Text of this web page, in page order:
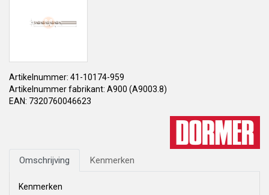
Artikelnummer: 41-10174-959
Artikelnummer fabrikant: A900 (A9003.8)
EAN: 7320760046623
Omschrijving Kenmerken
Kenmerken